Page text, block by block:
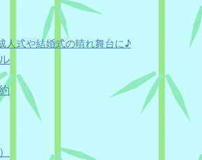
人式や結婚式の晴れ舞台に♪